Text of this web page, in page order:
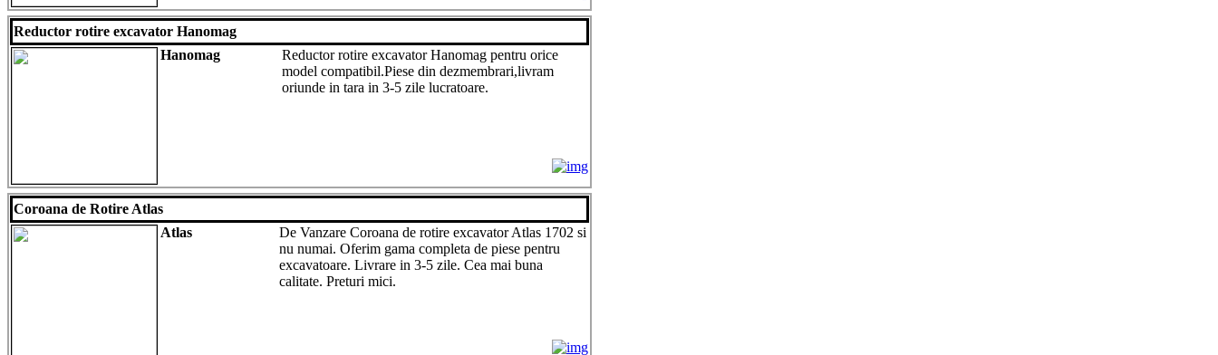
Reductor rotire excavator Hanomag
Hanomag
Reductor rotire excavator Hanomag pentru orice
model compatibil.Piese din dezmembrari,livram
oriunde in tara in 3-5 zile lucratoare.
Coroana de Rotire Atlas
Atlas
De Vanzare Coroana de rotire excavator Atlas 1702 si
nu numai. Oferim gama completa de piese pentru
excavatoare. Livrare in 3-5 zile. Cea mai buna
calitate. Preturi mici.